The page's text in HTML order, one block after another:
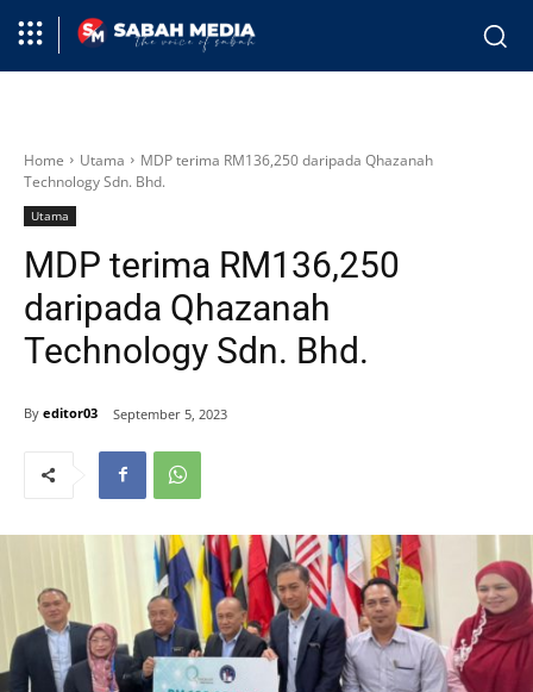
Home Utama
MDP terima RM136,250 daripada Qhazanah
Technology Sdn. Bhd.
Utama
MDP terima RM136,250
daripada Qhazanah
Technology Sdn. Bhd.
By editor03 September 5, 2023